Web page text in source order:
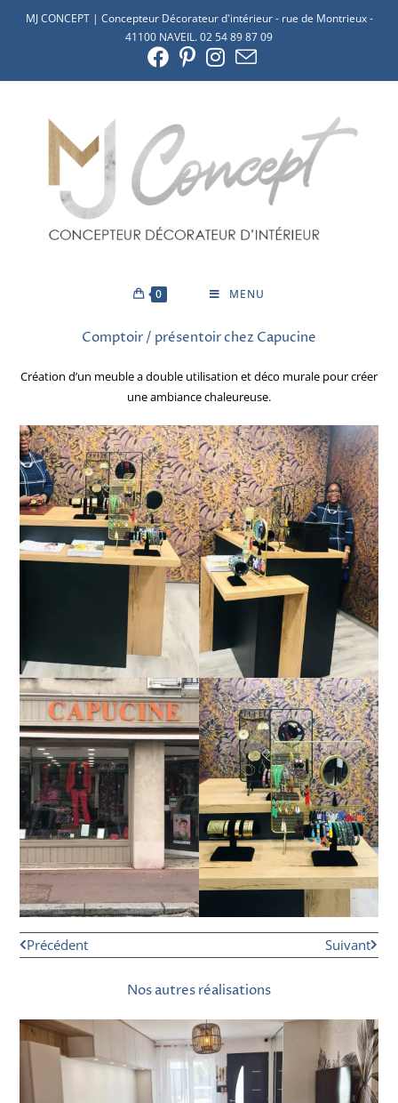
MJ CONCEPT | Concepteur Décorateur d'intérieur - rue de Montrieux -
41100 NAVEIL. 02 54 89 87 09
0 MENU
Comptoir / présentoir chez Capucine
Création d’un meuble a double utilisation et déco murale pour créer
une ambiance chaleureuse.
Précédent Suivant
Nos autres réalisations